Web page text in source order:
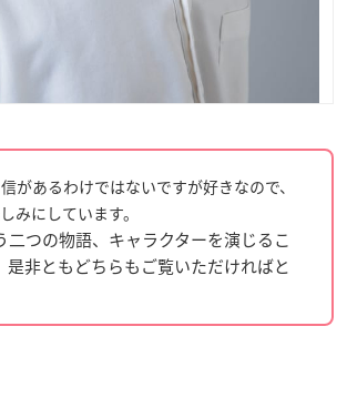
があるわけではないですが好きなので、
みにしています。
二つの物語、キャラクターを演じるこ
是非ともどちらもご覧いただければと